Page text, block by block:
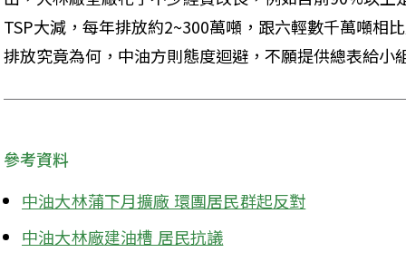
TSP大減，每年排放約2~300萬噸，跟六輕數千萬噸相
排放究竟為何，中油方則態度迴避，不願提供總表給小
參考資料
中油大林蒲下月擴廠 環團居民群起反對
中油大林廠建油槽 居民抗議